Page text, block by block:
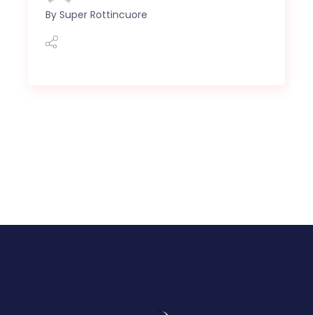
By Super Rottincuore